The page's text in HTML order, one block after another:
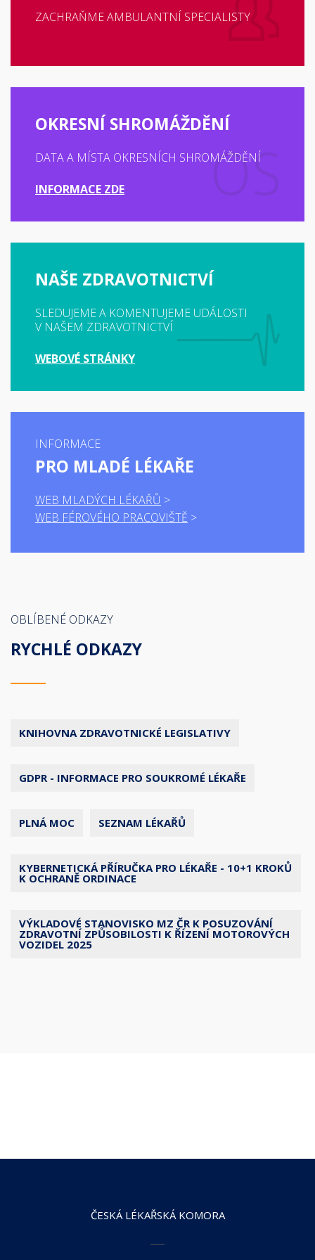
ZACHRAŇME AMBULANTNÍ SPECIALISTY
OKRESNÍ SHROMÁŽDĚNÍ
DATA A MÍSTA OKRESNÍCH SHROMÁŽDĚNÍ
INFORMACE ZDE
NAŠE ZDRAVOTNICTVÍ
SLEDUJEME A KOMENTUJEME UDÁLOSTI
V NAŠEM ZDRAVOTNICTVÍ
WEBOVÉ STRÁNKY
INFORMACE
PRO MLADÉ LÉKAŘE
WEB MLADÝCH LÉKAŘŮ
WEB FÉROVÉHO PRACOVIŠTĚ
OBLÍBENÉ ODKAZY
RYCHLÉ ODKAZY
KNIHOVNA ZDRAVOTNICKÉ LEGISLATIVY
GDPR - INFORMACE PRO SOUKROMÉ LÉKAŘE
PLNÁ MOC SEZNAM LÉKAŘŮ
KYBERNETICKÁ PŘÍRUČKA PRO LÉKAŘE - 10+1 KROKŮ
K OCHRANĚ ORDINACE
VÝKLADOVÉ STANOVISKO MZ ČR K POSUZOVÁNÍ
ZDRAVOTNÍ ZPŮSOBILOSTI K ŘÍZENÍ MOTOROVÝCH
VOZIDEL 2025
ČESKÁ LÉKAŘSKÁ KOMORA